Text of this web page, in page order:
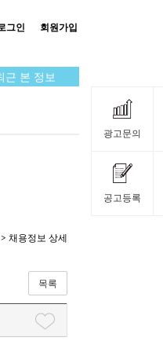
광고문의
공고등록
그인 회원가입
근 본 정보
> 채용정보 상세
목록